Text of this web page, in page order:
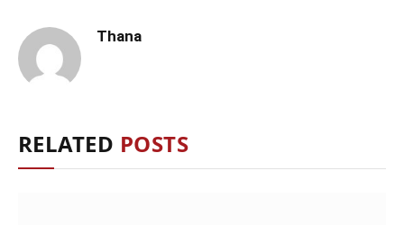
Thana
RELATED POSTS